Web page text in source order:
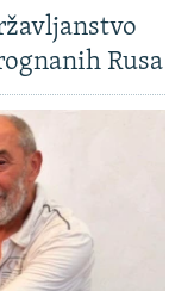
Rusa